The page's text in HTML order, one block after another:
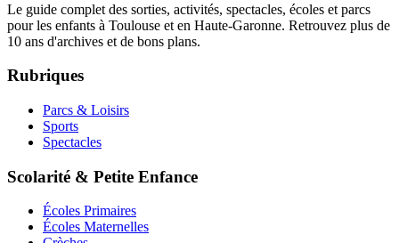
Le guide complet des sorties, activités, spectacles, écoles et parcs
pour les enfants à Toulouse et en Haute-Garonne. Retrouvez plus de
10 ans d'archives et de bons plans.
Rubriques
Parcs & Loisirs
Sports
Spectacles
Scolarité & Petite Enfance
Écoles Primaires
Écoles Maternelles